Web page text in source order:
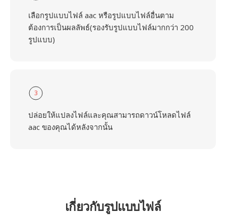
เลือกรูปแบบไฟล์ aac หรือรูปแบบไฟล์อื่นตาม
ต้องการเป็นผลลัพธ์(รองรับรูปแบบไฟล์มากกว่า 200
รูปแบบ)
3
ปล่อยให้แปลงไฟล์และคุณสามารถดาวน์โหลดไฟล์
aac ของคุณได้หลังจากนั้น
เกี่ยวกับรูปแบบไฟล์